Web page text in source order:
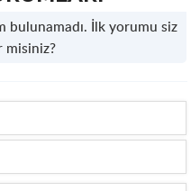
bulunamadı. İlk yorumu siz
misiniz?